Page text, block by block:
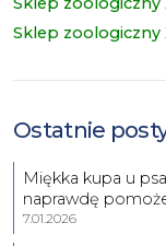
Sklep zoologiczny
Ostatnie
Miękka kupa u
naprawdę
7.01.2026